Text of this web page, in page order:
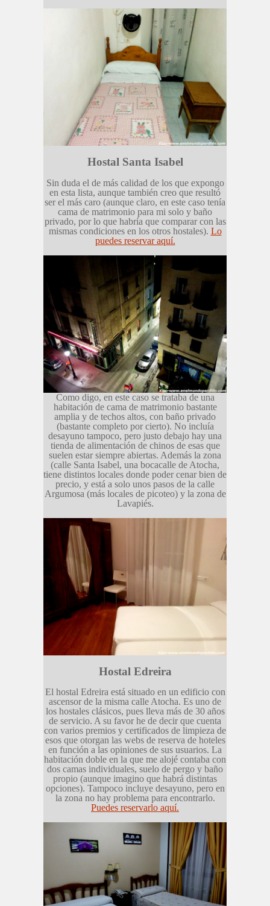
Hostal Santa Isabel
Sin duda el de más calidad de los que expongo
en esta lista, aunque también creo que resultó
ser el más caro (aunque claro, en este caso tenía
cama de matrimonio para mi solo y baño
privado, por lo que habría que comparar con las
mismas condiciones en los otros hostales). Lo
puedes reservar aquí.
Como digo, en este caso se trataba de una
habitación de cama de matrimonio bastante
amplia y de techos altos, con baño privado
(bastante completo por cierto). No incluía
desayuno tampoco, pero justo debajo hay una
tienda de alimentación de chinos de esas que
suelen estar siempre abiertas. Además la zona
(calle Santa Isabel, una bocacalle de Atocha,
tiene distintos locales donde poder cenar bien de
precio, y está a solo unos pasos de la calle
Argumosa (más locales de picoteo) y la zona de
Lavapiés.
Hostal Edreira
El hostal Edreira está situado en un edificio con
ascensor de la misma calle Atocha. Es uno de
los hostales clásicos, pues lleva más de 30 años
de servicio. A su favor he de decir que cuenta
con varios premios y certificados de limpieza de
esos que otorgan las webs de reserva de hoteles
en función a las opiniones de sus usuarios. La
habitación doble en la que me alojé contaba con
dos camas individuales, suelo de pergo y baño
propio (aunque imagino que habrá distintas
opciones). Tampoco incluye desayuno, pero en
la zona no hay problema para encontrarlo.
Puedes reservarlo aquí.